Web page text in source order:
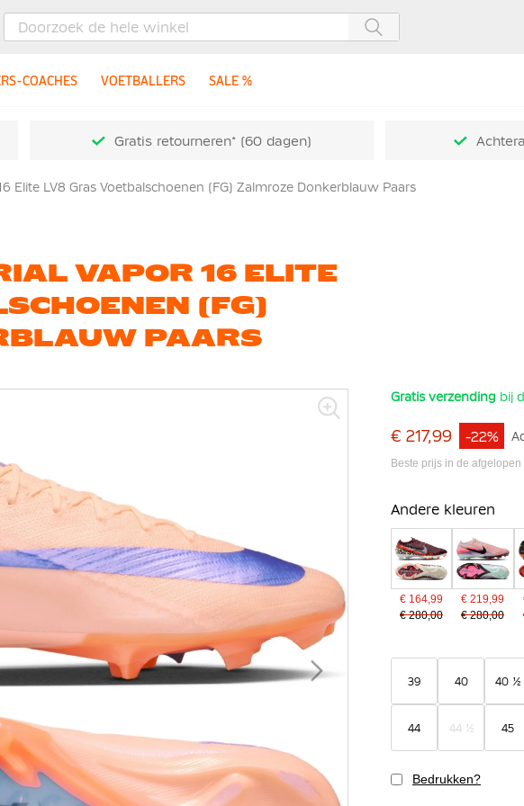
COACHES VOETBALLERS SALE %
Gratis retourneren* (60 dagen)
Elite LV8 Gras Voetbalschoenen (FG) Zalmroze Donkerblauw Paars
VAPOR 16 ELITE
(FG)
PAARS
Gratis verzending bij
€ 217,99 -22%
Beste prijs in de
Andere kleuren
€ 164,99
€ 280,00
€ 219,99
€ 280,00
39 40 40 ½
44 44 ½ 45
Bedrukken?